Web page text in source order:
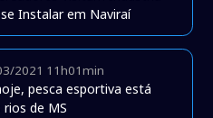
Instalar em Naviraí
2021 11h01min
pesca esportiva está
de MS